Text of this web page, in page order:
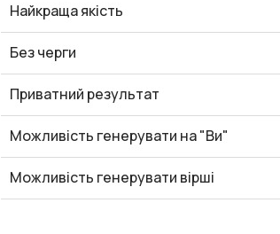
Найкраща якість
Без черги
Приватний результат
Можливість генерувати на "Ви"
Можливість генерувати вірші